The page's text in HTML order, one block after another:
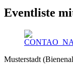
Eventliste
Musterstadt (